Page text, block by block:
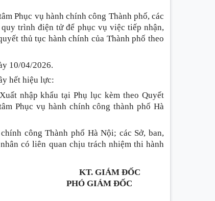
Phục vụ hành chính công Thành phố, các
trình điện tử để phục vụ việc tiếp nhận,
thủ tục hành chính của Thành phố theo
10/04/2026.
hết hiệu lực:
nhập khẩu tại Phụ lục kèm theo Quyết
Phục vụ hành chính công thành phố Hà
công Thành phố Hà Nội; các Sở, ban,
có liên quan chịu trách nhiệm thi hành
KT. GIÁM ĐỐC
PHÓ GIÁM ĐỐC